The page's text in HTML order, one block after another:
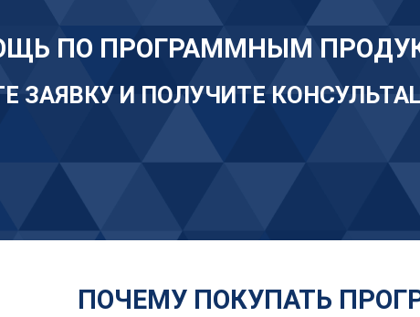
ПО ПРОГРАММНЫМ
ЗАЯВКУ И ПОЛУЧИТЕ
ПОЧЕМУ ПОКУПАТЬ